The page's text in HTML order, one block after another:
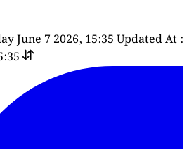
June 7 2026, 15:35 Updated At :